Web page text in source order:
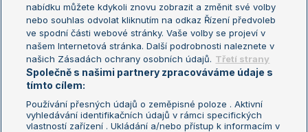
Aktualní trendy
Fotbalové přestupy
Livesport Daily
LS Prague Open
nabídku můžete kdykoli znovu zobrazit a změnit své volby
nebo souhlas odvolat kliknutím na odkaz Řízení předvoleb
ve spodní části webové stránky. Vaše volby se projeví v
našem Internetová stránka. Další podrobnosti naleznete v
našich Zásadách ochrany osobních údajů. Třetí strany
Společně s našimi partnery zpracováváme údaje s
tímto cílem:
Používání přesných údajů o zeměpisné poloze . Aktivní
vyhledávání identifikačních údajů v rámci specifických
vlastností zařízení . Ukládání a/nebo přístup k informacím v